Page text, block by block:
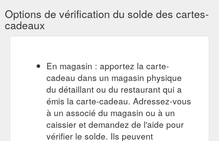
Options de vérification du solde des cartes-
cadeaux
En magasin : apportez la carte-
cadeau dans un magasin physique
du détaillant ou du restaurant qui a
émis la carte-cadeau. Adressez-vous
à un associé du magasin ou à un
caissier et demandez de l'aide pour
vérifier le solde. Ils peuvent